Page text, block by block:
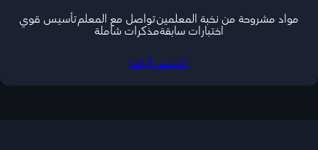
مواد مشروحة من نخبة المعلمينتواصل مع المعلمتأسيس قوي
اختبارات سابقةمذكرات شاملة
اكتشف الباقة